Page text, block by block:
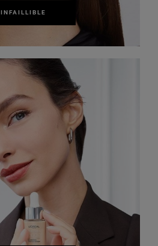
INFAILLIBLE